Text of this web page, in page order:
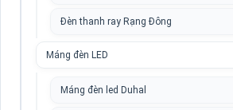
Đèn thanh ray Rạng Đông
Máng đèn LED
Máng đèn led Duhal